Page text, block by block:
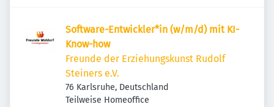
Software-Entwickler*in (w/m/d) mit KI-
Know-how
Freunde der Erziehungskunst Rudolf
Steiners e.V.
76 Karlsruhe, Deutschland
Teilweise Homeoffice